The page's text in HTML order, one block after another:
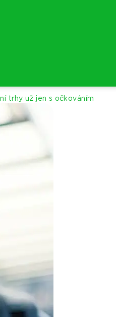
trhy už jen s očkováním